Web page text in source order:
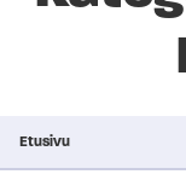
Etusivu